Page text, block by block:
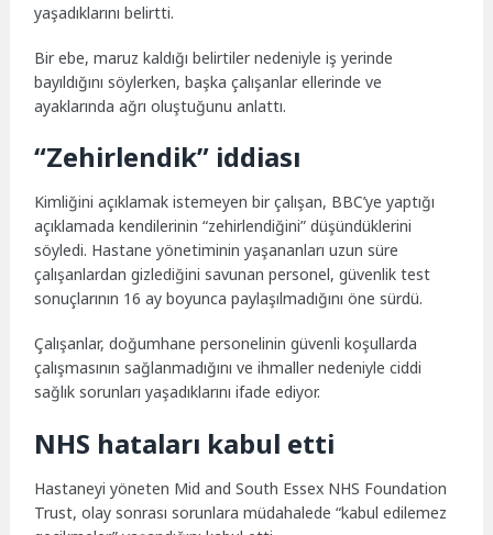
yaşadıklarını belirtti.
Bir ebe, maruz kaldığı belirtiler nedeniyle iş yerinde
bayıldığını söylerken, başka çalışanlar ellerinde ve
ayaklarında ağrı oluştuğunu anlattı.
“Zehirlendik” iddiası
Kimliğini açıklamak istemeyen bir çalışan, BBC’ye yaptığı
açıklamada kendilerinin “zehirlendiğini” düşündüklerini
söyledi. Hastane yönetiminin yaşananları uzun süre
çalışanlardan gizlediğini savunan personel, güvenlik test
sonuçlarının 16 ay boyunca paylaşılmadığını öne sürdü.
Çalışanlar, doğumhane personelinin güvenli koşullarda
çalışmasının sağlanmadığını ve ihmaller nedeniyle ciddi
sağlık sorunları yaşadıklarını ifade ediyor.
NHS hataları kabul etti
Hastaneyi yöneten Mid and South Essex NHS Foundation
Trust, olay sonrası sorunlara müdahalede “kabul edilemez